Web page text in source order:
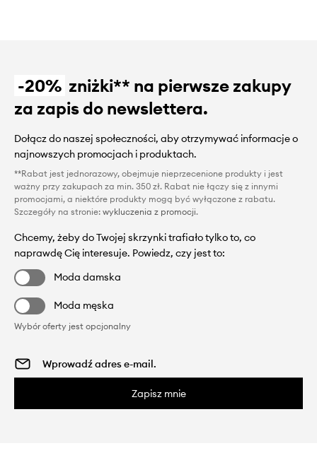
-20% zniżki** na pierwsze zakupy
za zapis do newslettera.
Dołącz do naszej społeczności, aby otrzymywać informacje o
najnowszych promocjach i produktach.
**Rabat jest jednorazowy, obejmuje nieprzecenione produkty i jest
ważny przy zakupach za min. 350 zł. Rabat nie łączy się z innymi
promocjami, a niektóre produkty mogą być wyłączone z rabatu.
Szczegóły na stronie: wykluczenia z promocji.
Chcemy, żeby do Twojej skrzynki trafiało tylko to, co
naprawdę Cię interesuje. Powiedz, czy jest to:
Moda damska
Moda męska
Wybór oferty jest opcjonalny
Zapisz mnie